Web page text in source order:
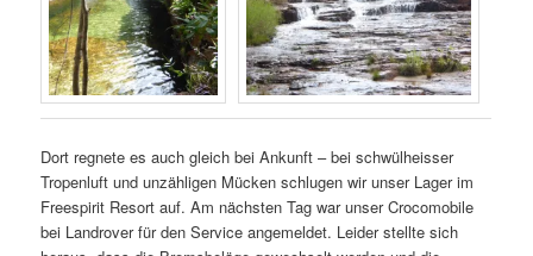
Dort regnete es auch gleich bei Ankunft – bei schwülheisser
Tropenluft und unzähligen Mücken schlugen wir unser Lager im
Freespirit Resort auf. Am nächsten Tag war unser Crocomobile
bei Landrover für den Service angemeldet. Leider stellte sich